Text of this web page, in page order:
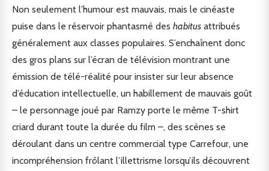
Non seulement l’humour est mauvais, mais le cinéaste
puise dans le réservoir phantasmé des habitus attribués
généralement aux classes populaires. S’enchaînent donc
des gros plans sur l’écran de télévision montrant une
émission de télé-réalité pour insister sur leur absence
d’éducation intellectuelle, un habillement de mauvais goût
– le personnage joué par Ramzy porte le même T-shirt
criard durant toute la durée du film –, des scènes se
déroulant dans un centre commercial type Carrefour, une
incompréhension frôlant l’illettrisme lorsqu’ils découvrent